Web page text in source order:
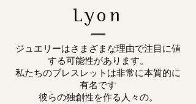
Lyon
ジュエリーはさまざまな理由で注目に値
する可能性があります。
私たちのブレスレットは非常に本質的に
有名です
彼らの独創性を作る人々の。